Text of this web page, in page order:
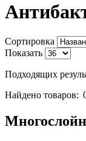
Сортировка
Показать
Подходящих
Найдено товаров: